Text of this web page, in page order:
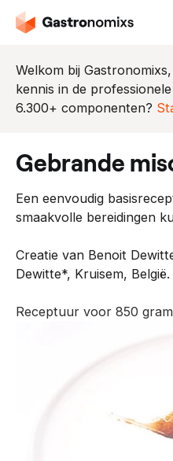
Welkom bij
kennis in de
6.300+ componenten?
gebrande
Een eenvoudig
smaakvolle bereidingen
Creatie van Benoit
Dewitte*, Kruisem, België.
Receptuur voor 850